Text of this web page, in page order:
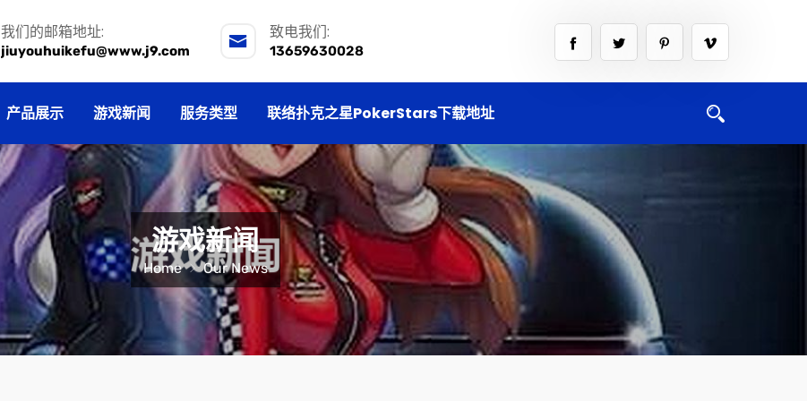
我们的邮箱地址:
jiuyouhuikefu@www.j9.com
致电我们:
13659630028
产品展示 游戏新闻 服务类型 联络扑克之星PokerStars下载地址
游戏新闻
Home Our News